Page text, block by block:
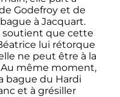
Godefroy et de
à Jacquart.
soutient que cette
lui rétorque
ne peut être à la
Au même moment,
bague du Hardi
et à grésiller